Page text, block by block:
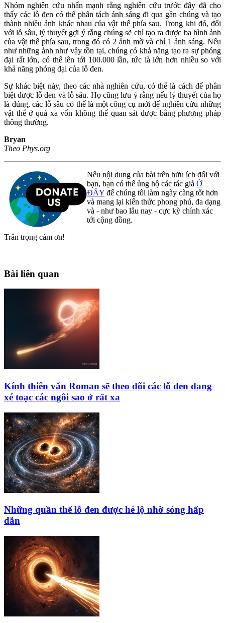
Nhóm nghiên cứu nhấn mạnh rằng nghiên cứu trước đây đã cho
thấy các lỗ đen có thể phân tách ánh sáng đi qua gần chúng và tạo
thành nhiều ảnh khác nhau của vật thể phía sau. Trong khi đó, đối
với lỗ sâu, lý thuyết gợi ý rằng chúng sẽ chỉ tạo ra được ba hình ảnh
của vật thể phía sau, trong đó có 2 ảnh mờ và chỉ 1 ảnh sáng. Nếu
như những ảnh như vậy tồn tại, chúng có khả năng tạo ra sự phóng
đại rất lớn, có thể lên tới 100.000 lần, tức là lớn hơn nhiều so với
khả năng phóng đại của lỗ đen.
Sự khác biệt này, theo các nhà nghiên cứu, có thể là cách để phân
biệt được lỗ đen và lỗ sâu. Họ cũng lưu ý rằng nếu lý thuyết của họ
là đúng, các lỗ sâu có thể là một công cụ mới để nghiên cứu những
vật thể ở quá xa vốn không thể quan sát được bằng phương pháp
thông thường.
Bryan
Theo Phys.org
Nếu nội dung của bài trên hữu ích đối với
bạn, bạn có thể ủng hộ các tác giả Ở
ĐÂY để chúng tôi làm ngày càng tốt hơn
và mang lại kiến thức phong phú, đa dạng
và - như bao lâu nay - cực kỳ chính xác
tới cộng đồng.
Trân trọng cám ơn!
Bài liên quan
Kính thiên văn Roman sẽ theo dõi các lỗ đen đang
xé toạc các ngôi sao ở rất xa
Những quần thể lỗ đen được hé lộ nhờ sóng hấp
dẫn